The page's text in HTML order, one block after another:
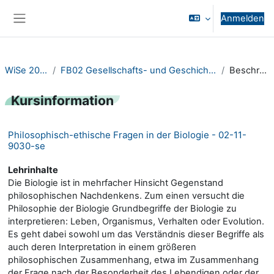
Anmelden
WiSe 2023/24 FB02 Gesellschafts- und Geschichtswissenschaften Beschreibung
Kursinformation
Philosophisch-ethische Fragen in der Biologie - 02-11-
9030-se
Lehrinhalte
Die Biologie ist in mehrfacher Hinsicht Gegenstand
philosophischen Nachdenkens. Zum einen versucht die
Philosophie der Biologie Grundbegriffe der Biologie zu
interpretieren: Leben, Organismus, Verhalten oder Evolution.
Es geht dabei sowohl um das Verständnis dieser Begriffe als
auch deren Interpretation in einem größeren
philosophischen Zusammenhang, etwa im Zusammenhang